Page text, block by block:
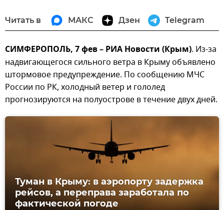
Читать в МАКС Дзен Telegram
СИМФЕРОПОЛЬ, 7 фев – РИА Новости (Крым). Из-за
надвигающегося сильного ветра в Крыму объявлено
штормовое предупреждение. По сообщению МЧС
России по РК, холодный ветер и гололед
прогнозируются на полуострове в течение двух дней.
Туман в Крыму: в аэропорту задержка
рейсов, а переправа заработала по
фактической погоде